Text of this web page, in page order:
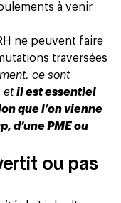
à venir
ne peuvent faire
traversées
ce sont
etil est essentiel
que l’on vienne
d’une PME ou
ou pas